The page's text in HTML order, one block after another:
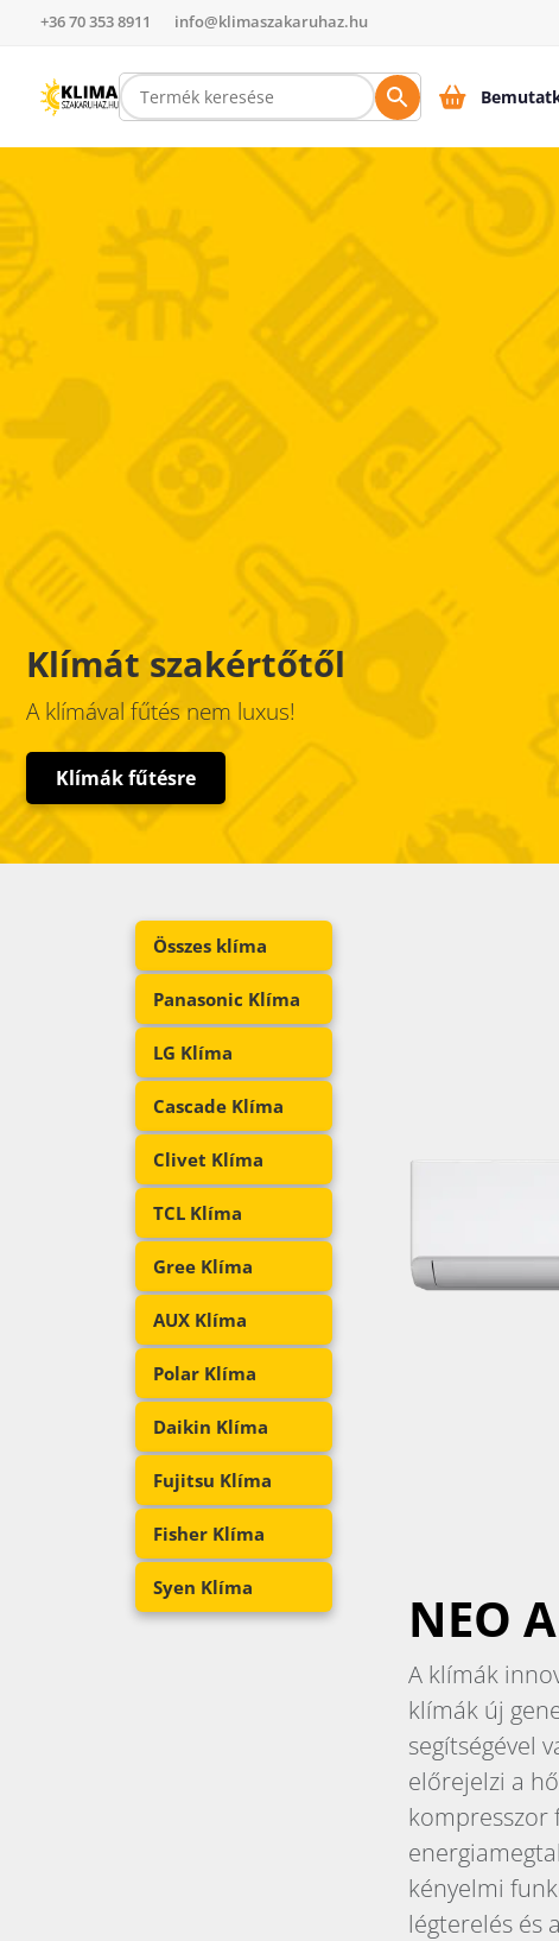
+36 70 353 8911 info@klimaszakaruhaz.hu
Klímát szakértőtől
A klímával fűtés nem luxus!
Klímák fűtésre
Összes klíma
Panasonic Klíma
LG Klíma
Cascade Klíma
Clivet Klíma
TCL Klíma
Gree Klíma
AUX Klíma
Polar Klíma
Daikin Klíma
Fujitsu Klíma
Fisher Klíma
Syen Klíma NEO
A klímák
klímák új
segítségével
előrejelzi a
kompresszor
kényelmi
légterelés és